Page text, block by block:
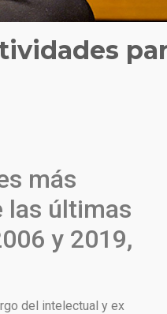
más
las últimas
y 2019,
del intelectual y ex